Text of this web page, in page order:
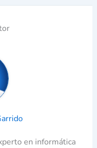
en informática